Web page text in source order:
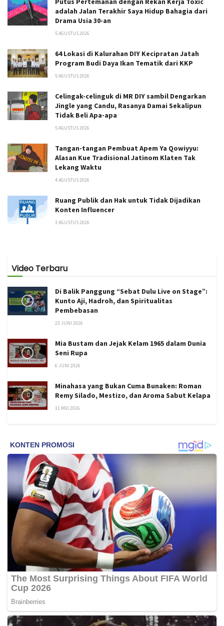
adalah Jalan Terakhir Saya Hidup Bahagia dari
Drama Usia 30-an
5 AGUSTUS 2026
64 Lokasi di Kalurahan DIY Kecipratan Jatah
Program Budi Daya Ikan Tematik dari KKP
5 AGUSTUS 2026
Celingak-celinguk di MR DIY sambil Dengarkan
Jingle yang Candu, Rasanya Damai Sekalipun
Tidak Beli Apa-apa
5 AGUSTUS 2026
Tangan-tangan Pembuat Apem Ya Qowiyyu:
Alasan Kue Tradisional Jatinom Klaten Tak
Lekang Waktu
4 AGUSTUS 2026
Ruang Publik dan Hak untuk Tidak Dijadikan
Konten Influencer
3 AGUSTUS 2026
Video Terbaru
Di Balik Panggung “Sebat Dulu Live on Stage”:
Kunto Aji, Hadroh, dan Spiritualitas
Pembebasan
23 JUNI 2026
Mia Bustam dan Jejak Kelam 1965 dalam Dunia
Seni Rupa
6 JUNI 2026
Minahasa yang Bukan Cuma Bunaken: Roman
Remy Silado, Mestizo, dan Aroma Sabut Kelapa
31 MEI 2026